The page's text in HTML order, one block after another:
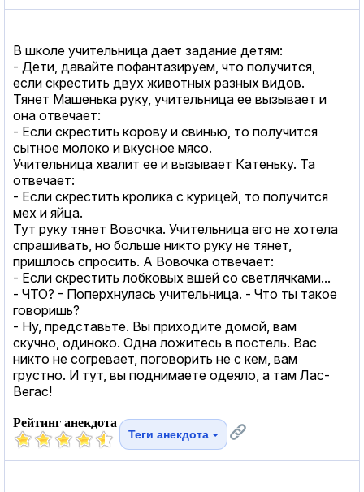
В школе учительница дает задание детям:
- Дети, давайте пофантазируем, что получится,
если скрестить двух животных разных видов.
Тянет Машенька руку, учительница ее вызывает и
она отвечает:
- Если скрестить корову и свинью, то получится
сытное молоко и вкусное мясо.
Учительница хвалит ее и вызывает Катеньку. Та
отвечает:
- Если скрестить кролика с курицей, то получится
мех и яйца.
Тут руку тянет Вовочка. Учительница его не хотела
спрашивать, но больше никто руку не тянет,
пришлось спросить. А Вовочка отвечает:
- Если скрестить лобковых вшей со светлячками...
- ЧТО? - Поперхнулась учительница. - Что ты такое
говоришь?
- Ну, представьте. Вы приходите домой, вам
скучно, одиноко. Одна ложитесь в постель. Вас
никто не согревает, поговорить не с кем, вам
грустно. И тут, вы поднимаете одеяло, а там Лас-
Вегас!
Рейтинг анекдота
Теги анекдота